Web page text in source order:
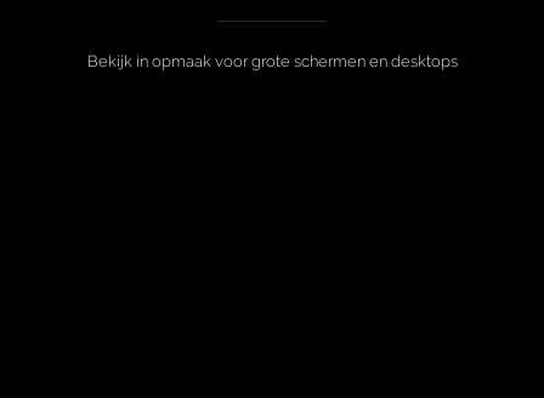
Bekijk in opmaak voor grote schermen en desktops